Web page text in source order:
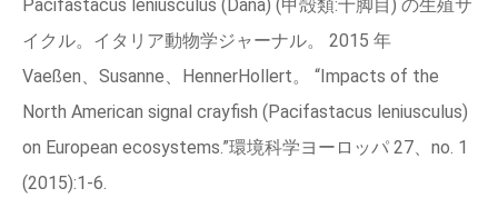
Pacifastacus leniusculus (Dana) (甲殻類:十脚目) の生殖サ
イクル。イタリア動物学ジャーナル。 2015 年
Vaeßen、Susanne、HennerHollert。 “Impacts of the
North American signal crayfish (Pacifastacus leniusculus)
on European ecosystems.”環境科学ヨーロッパ 27、no. 1
(2015):1‑6.